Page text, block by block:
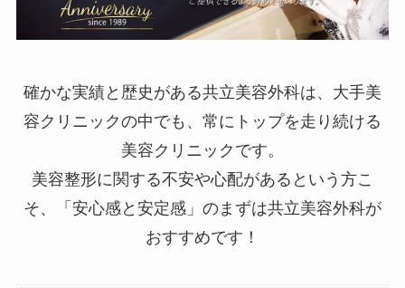
確かな実績と歴史がある共立美容外科は、大手美
容クリニックの中でも、常にトップを走り続ける
美容クリニックです。
美容整形に関する不安や心配があるという方こ
そ、「安心感と安定感」のまずは共立美容外科が
おすすめです！